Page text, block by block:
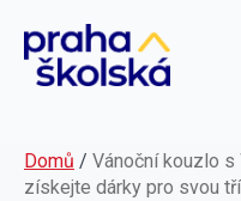
Domů / Vánoční kouzlo s
získejte dárky pro svou